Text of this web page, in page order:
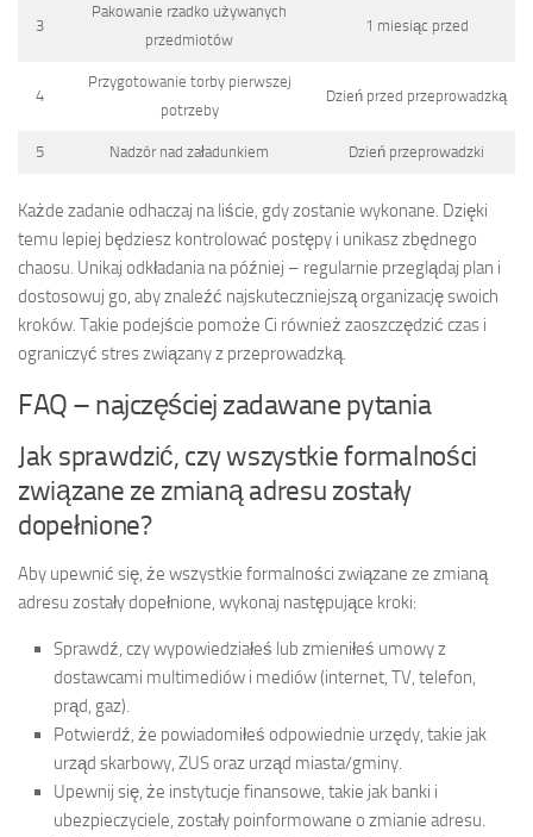
3
Pakowanie rzadko używanych
przedmiotów
1 miesiąc przed
4
Przygotowanie torby pierwszej
potrzeby
Dzień przed przeprowadzką
5 Nadzór nad załadunkiem Dzień przeprowadzki
Każde zadanie odhaczaj na liście, gdy zostanie wykonane. Dzięki
temu lepiej będziesz kontrolować postępy i unikasz zbędnego
chaosu. Unikaj odkładania na później – regularnie przeglądaj plan i
dostosowuj go, aby znaleźć najskuteczniejszą organizację swoich
kroków. Takie podejście pomoże Ci również zaoszczędzić czas i
ograniczyć stres związany z przeprowadzką.
FAQ – najczęściej zadawane pytania
Jak sprawdzić, czy wszystkie formalności
związane ze zmianą adresu zostały
dopełnione?
Aby upewnić się, że wszystkie formalności związane ze zmianą
adresu zostały dopełnione, wykonaj następujące kroki:
Sprawdź, czy wypowiedziałeś lub zmieniłeś umowy z
dostawcami multimediów i mediów (internet, TV, telefon,
prąd, gaz).
Potwierdź, że powiadomiłeś odpowiednie urzędy, takie jak
urząd skarbowy, ZUS oraz urząd miasta/gminy.
Upewnij się, że instytucje finansowe, takie jak banki i
ubezpieczyciele, zostały poinformowane o zmianie adresu.